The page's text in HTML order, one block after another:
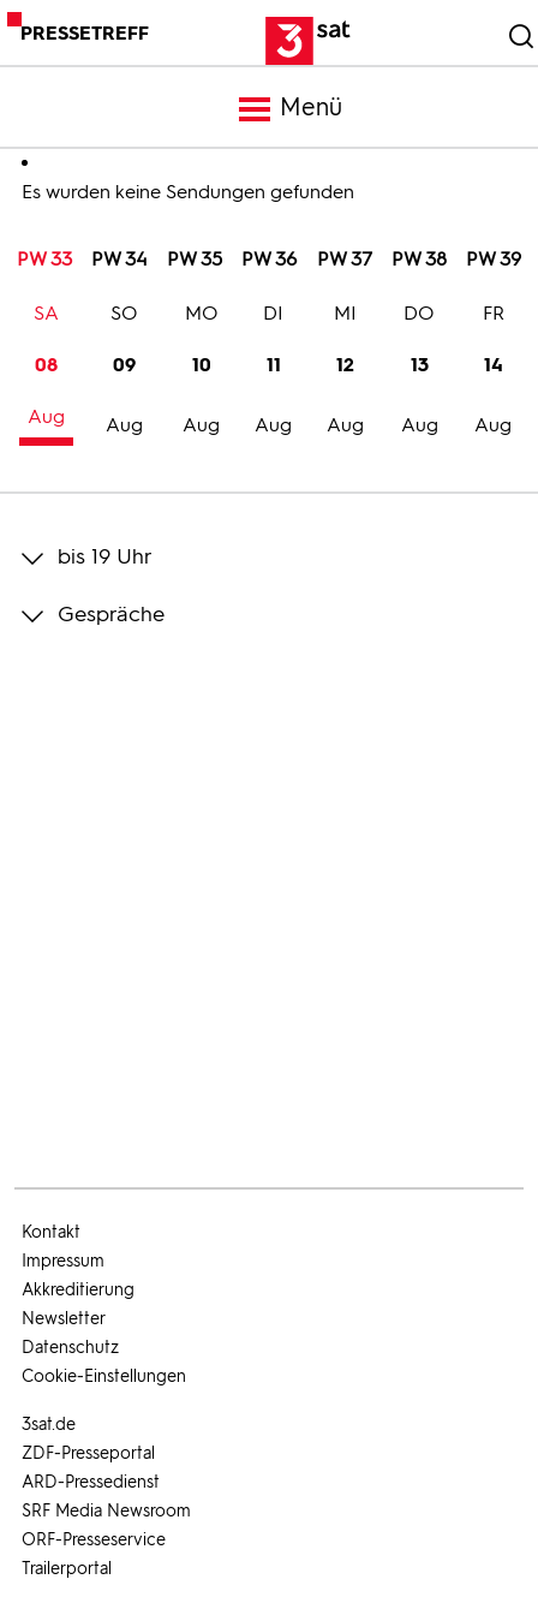
PRESSETREFF
Menü
Meldungen
Programm
Trailer
Bilder
Es wurden keine Sendungen gefunden
PW 33 PW 34 PW 35 PW 36 PW 37 PW 38 PW 39
08
Aug
SA
09
Aug
SO
10
Aug
MO
11
Aug
DI
12
Aug
MI
13
Aug
DO
14
Aug
FR
bis 19 Uhr
Gespräche
3sat.de
ZDF-Presseportal
ARD-Pressedienst
SRF Media Newsroom
ORF-Presseservice
Trailerportal
Kontakt
Impressum
Akkreditierung
Newsletter
Datenschutz
Cookie-Einstellungen